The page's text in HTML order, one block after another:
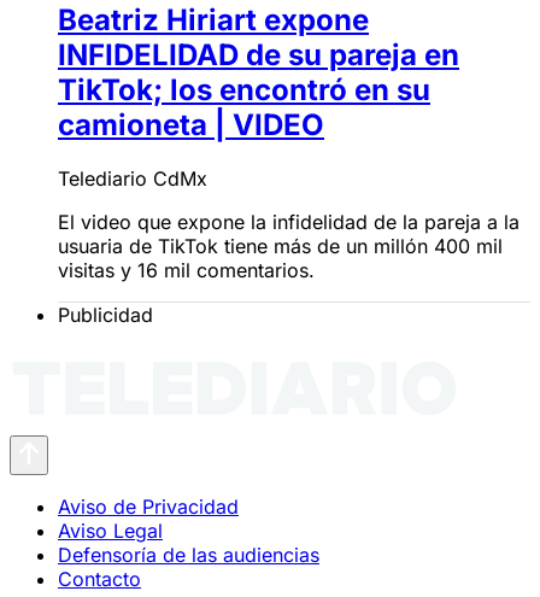
Beatriz Hiriart expone
INFIDELIDAD de su pareja en
TikTok; los encontró en su
camioneta | VIDEO
Telediario CdMx
El video que expone la infidelidad de la pareja a la
usuaria de TikTok tiene más de un millón 400 mil
visitas y 16 mil comentarios.
Publicidad
Aviso de Privacidad
Aviso Legal
Defensoría de las audiencias
Contacto